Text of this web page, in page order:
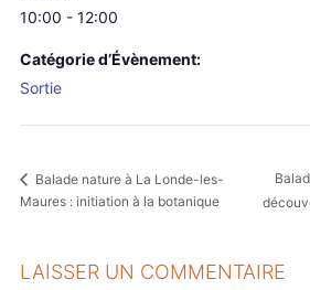
10:00 - 12:00
Catégorie d’Évènement:
Sortie
Balade nature à La Londe-les-
Maures : initiation à la botanique
LAISSER UN COMMENTAIRE